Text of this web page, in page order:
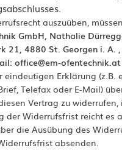
auszuüben,
GmbH, Nathalie
21, 4880 St. Georgen i. A.
office@em-ofentechnik.at
eindeutigen Erklärung (z.B.
Telefax oder E-Mail)
Vertrag zu
der Widerrufsfrist reicht es
die Ausübung des
absenden.